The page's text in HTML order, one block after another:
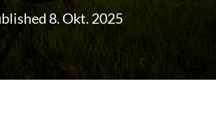
8. Okt. 2025